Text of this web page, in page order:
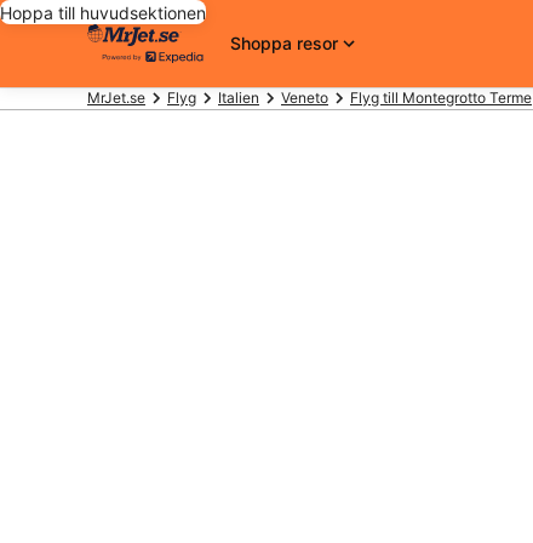
Hoppa till huvudsektionen
Shoppa resor
MrJet.se Flyg Italien Veneto Flyg till Montegrotto Terme